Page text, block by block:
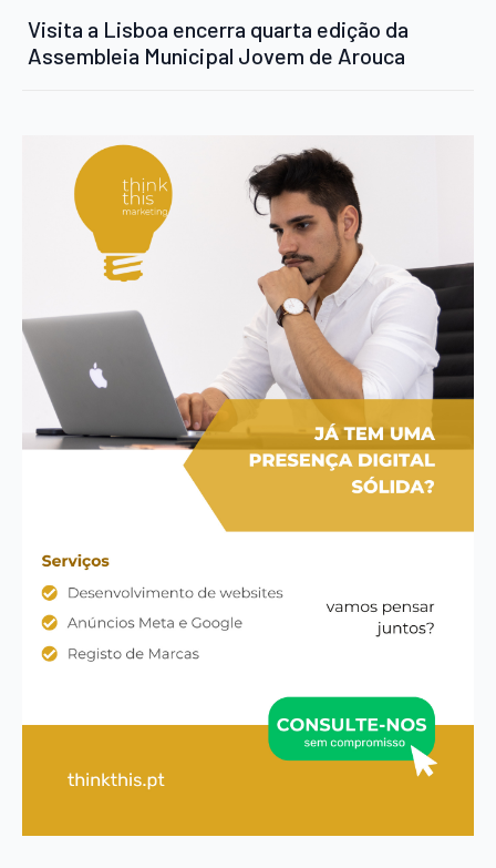
Visita a Lisboa encerra quarta edição da
Assembleia Municipal Jovem de Arouca